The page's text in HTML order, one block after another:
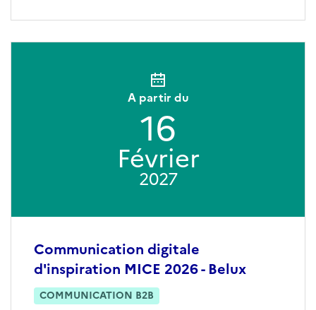
Communication digitale
d'inspiration MICE 2026 - Belux
COMMUNICATION B2B
A partir du
16
Février
2027